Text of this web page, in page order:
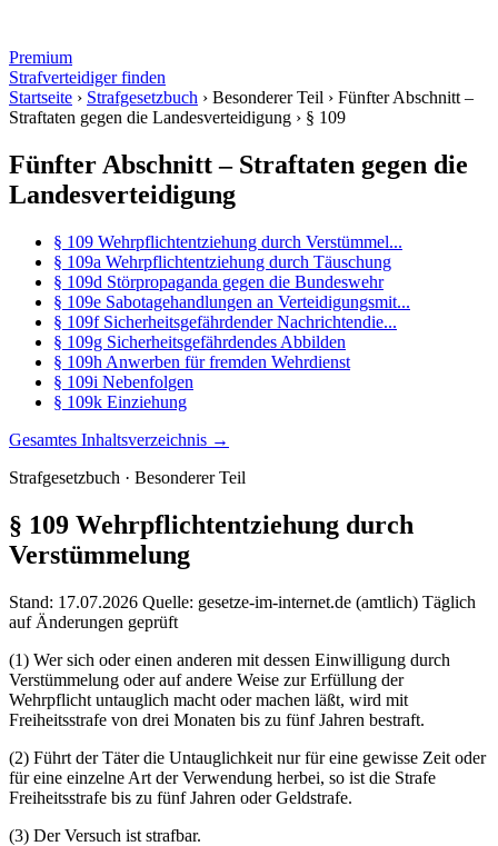
Premium
Strafverteidiger finden
Startseite › Strafgesetzbuch › Besonderer Teil › Fünfter Abschnitt –
Straftaten gegen die Landesverteidigung › § 109
Fünfter Abschnitt – Straftaten gegen die
Landesverteidigung
§ 109 Wehrpflichtentziehung durch Verstümmel...
§ 109a Wehrpflichtentziehung durch Täuschung
§ 109d Störpropaganda gegen die Bundeswehr
§ 109e Sabotagehandlungen an Verteidigungsmit...
§ 109f Sicherheitsgefährdender Nachrichtendie...
§ 109g Sicherheitsgefährdendes Abbilden
§ 109h Anwerben für fremden Wehrdienst
§ 109i Nebenfolgen
§ 109k Einziehung
Gesamtes Inhaltsverzeichnis →
Strafgesetzbuch · Besonderer Teil
§ 109 Wehrpflichtentziehung durch
Verstümmelung
Stand: 17.07.2026 Quelle: gesetze-im-internet.de (amtlich) Täglich
auf Änderungen geprüft
(1) Wer sich oder einen anderen mit dessen Einwilligung durch
Verstümmelung oder auf andere Weise zur Erfüllung der
Wehrpflicht untauglich macht oder machen läßt, wird mit
Freiheitsstrafe von drei Monaten bis zu fünf Jahren bestraft.
(2) Führt der Täter die Untauglichkeit nur für eine gewisse Zeit oder
für eine einzelne Art der Verwendung herbei, so ist die Strafe
Freiheitsstrafe bis zu fünf Jahren oder Geldstrafe.
(3) Der Versuch ist strafbar.